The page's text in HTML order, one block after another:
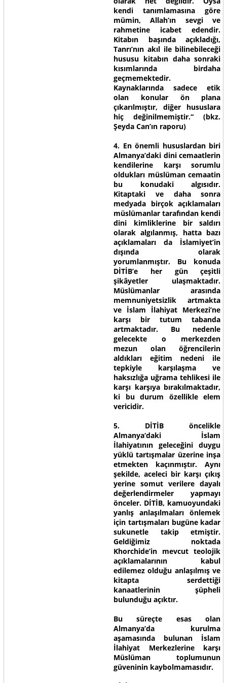
kendi tanımlamasına göre
mümin, Allah’ın sevgi ve
rahmetine icabet edendir.
Kitabın başında açıkladığı,
Tanrı’nın akıl ile bilinebileceği
hususu kitabın daha sonraki
kısımlarında birdaha
geçmemektedir.
Kaynaklarında sadece etik
olan konular ön plana
çıkarılmıştır, diğer hususlara
hiç değinilmemiştir.“ (bkz.
Şeyda Can’ın raporu)
4. En önemli hususlardan biri
Almanya’daki dini cemaatlerin
kendilerine karşı sorumlu
oldukları müslüman cemaatin
bu konudaki algısıdır.
Kitaptaki ve daha sonra
medyada birçok açıklamaları
müslümanlar tarafından kendi
dini kimliklerine bir saldırı
olarak algılanmış, hatta bazı
açıklamaları da İslamiyet’in
dışında olarak
yorumlanmıştır. Bu konuda
DİTİB’e her gün çeşitli
şikâyetler ulaşmaktadır.
Müslümanlar arasında
memnuniyetsizlik artmakta
ve İslam İlahiyat Merkezi’ne
karşı bir tutum tabanda
artmaktadır. Bu nedenle
gelecekte o merkezden
mezun olan öğrencilerin
aldıkları eğitim nedeni ile
tepkiyle karşılaşma ve
haksızlığa uğrama tehlikesi ile
karşı karşıya bırakılmaktadır,
ki bu durum özellikle elem
vericidir.
5. DİTİB öncelikle
Almanya‘daki İslam
İlahiyatının geleceğini duygu
yüklü tartışmalar üzerine inşa
etmekten kaçınmıştır. Aynı
şekilde, aceleci bir karşı çıkış
yerine somut verilere dayalı
değerlendirmeler yapmayı
önceler. DİTİB, kamuoyundaki
yanlış anlaşılmaları önlemek
için tartışmaları bugüne kadar
sukunetle takip etmiştir.
Geldiğimiz noktada
Khorchide’in mevcut teolojik
açıklamalarının kabul
edilemez olduğu anlaşılmış ve
kitapta serdettiği
kanaatlerinin şüpheli
bulunduğu açıktır.
Bu süreçte esas olan
Almanya’da kurulma
aşamasında bulunan İslam
İlahiyat Merkezlerine karşı
Müslüman toplumunun
güveninin kaybolmamasıdır.